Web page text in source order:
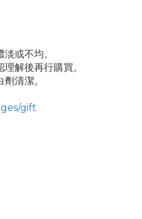
或不均。
解後再行購買。
劑清潔。
gift